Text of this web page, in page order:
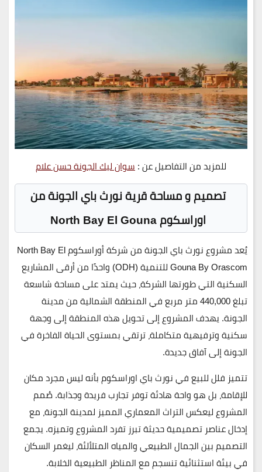
للمزيد من التفاصيل عن :سوان ليك الجونة حسن علام
تصميم و مساحة قرية نورث باي الجونة من
اوراسكومNorth Bay El Gouna
يُعد مشروع نورث باي الجونة من شركة أوراسكومNorth Bay El
Gouna By Orascom
للتنمية (ODH) واحدًا من أرقى المشاريع
السكنية التي طورتها الشركة، حيث يمتد على مساحة شاسعة
تبلغ440,000 متر
مربع في المنطقة الشمالية من مدينة
الجونة. يهدف المشروع إلى تحويل هذه المنطقة إلى وجهة
سكنية وترفيهية متكاملة، ترتقي بمستوى الحياة الفاخرة في
الجونة إلى آفاق جديدة.
تتميز فلل للبيع في نورث باي اوراسكوم بأنه ليس مجرد مكان
للإقامة، بل هو واحة هادئة توفر تجارب فريدة وجذابة. صُمم
المشروع ليعكس التراث المعماري المميز لمدينة الجونة، مع
إدخال عناصر تصميمية حديثة تبرز تفرد المشروع وتميزه. يجمع
التصميم بين الجمال الطبيعي والمياه المتلألئة، ليغمر السكان
في بيئة استثنائية تنسجم مع المناظر الطبيعية الخلابة.